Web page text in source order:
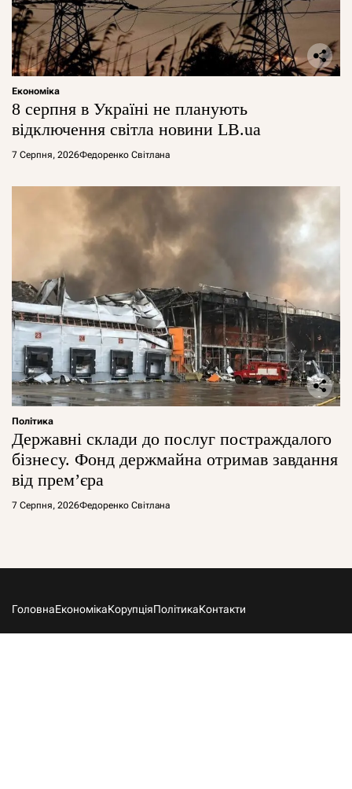
Економіка
8 серпня в Україні не планують
відключення світла новини LB.ua
7 Серпня, 2026Федоренко Світлана
Політика
Державні склади до послуг постраждалого
бізнесу. Фонд держмайна отримав завдання
від прем’єра
7 Серпня, 2026Федоренко Світлана
ГоловнаЕкономікаКорупціяПолітикаКонтакти